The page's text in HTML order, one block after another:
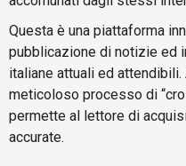
Questa è una piattaforma
pubblicazione di notizie ed
italiane attuali ed
meticoloso processo di
permette al lettore di
accurate.